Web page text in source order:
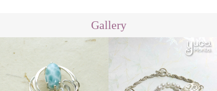
Gallery